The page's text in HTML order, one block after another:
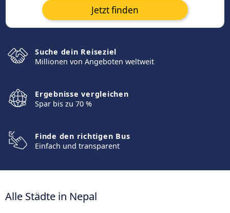
Jetzt finden
Suche dein Reiseziel
Millionen von Angeboten weltweit
Ergebnisse vergleichen
Spar bis zu 70 %
Finde den richtigen Bus
Einfach und transparent
Alle Städte in Nepal